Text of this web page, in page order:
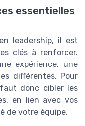
essentielles
leadership, il est
clés à renforcer.
expérience, une
différentes. Pour
donc cibler les
en lien avec vos
de votre équipe.